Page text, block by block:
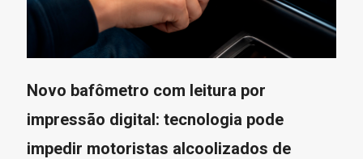
Novo bafômetro com leitura por
impressão digital: tecnologia pode
impedir motoristas alcoolizados de